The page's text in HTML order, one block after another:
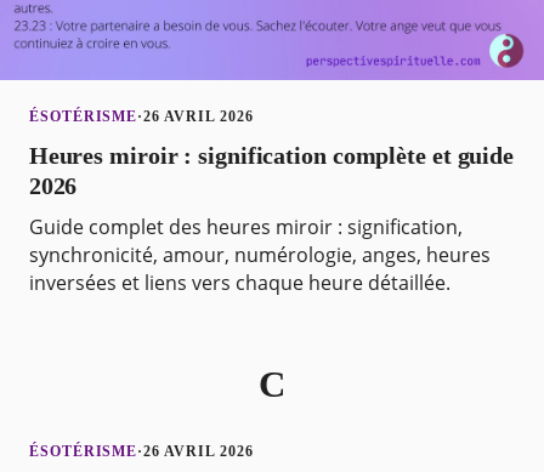
ÉSOTÉRISME·26 AVRIL 2026
Heures miroir : signification complète et guide
2026
Guide complet des heures miroir : signification,
synchronicité, amour, numérologie, anges, heures
inversées et liens vers chaque heure détaillée.
C
ÉSOTÉRISME·26 AVRIL 2026